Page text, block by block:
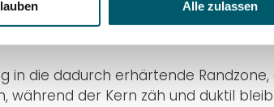
Alle zulassen
die dadurch erhärtende Randzone,
während der Kern zäh und duktil